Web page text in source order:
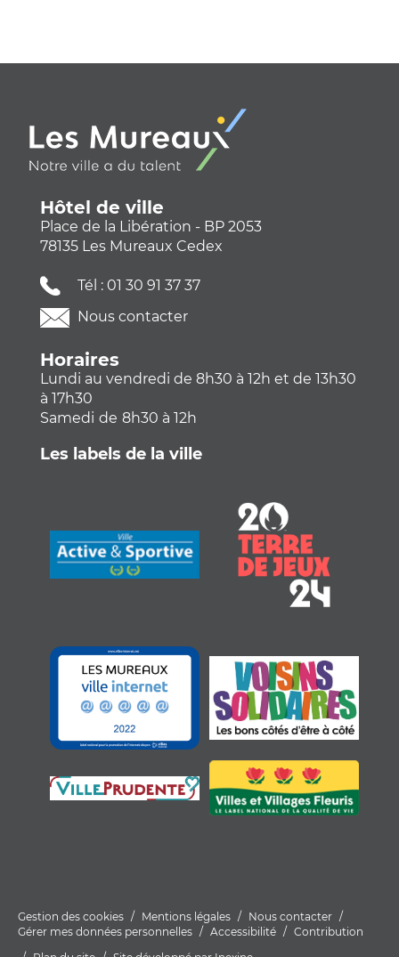
Hôtel de ville
Place de la Libération - BP 2053
78135 Les Mureaux Cedex
Tél : 01 30 91 37 37
Nous contacter
Horaires
Lundi au vendredi de 8h30 à 12h et de 13h30
à 17h30
Samedi de 8h30 à 12h
Les labels de la ville
Gestion des cookies Mentions légales
Nous contacter
Gérer mes données personnelles
Accessibilité
Contribution